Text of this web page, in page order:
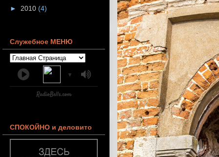
► 2010 (4)
Служебное МЕНЮ
▼
СПОКОЙНО и деловито